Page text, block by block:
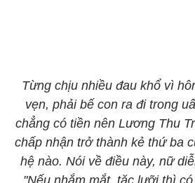
Từng chịu nhiều đau khổ vì
vẹn, phải bế con ra đi trong
chẳng có tiền nên Lương Thu
chấp nhận trở thành kẻ thứ ba
hệ nào. Nói về điều này, nữ
"Nếu nhắm mắt, tặc lưỡi thì